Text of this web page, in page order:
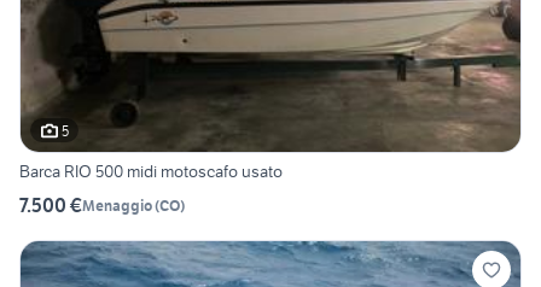
5
Barca RIO 500 midi motoscafo usato
7.500 €Menaggio(CO)